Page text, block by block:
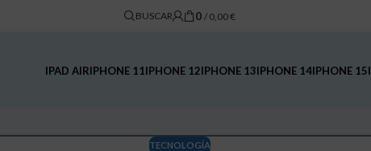
BUSCAR 0 / 0,00€
IPAD AIRIPHONE 11IPHONE 12IPHONE 13IPHONE 14IPHONE 15
TECNOLOGÍA